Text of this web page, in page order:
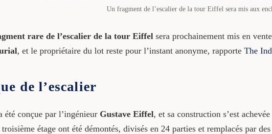
Un fragment de l’escalier de la tour Eiffel sera mis aux
rare de l’escalier de la tour Eiffel sera prochainement mis en
, et le propriétaire du lot reste pour l’instant anonyme, rapporte The
de l’escalier
conçue par l’ingénieur Gustave Eiffel, et sa construction s’est
étage ont été démontés, divisés en 24 parties et remplacés par